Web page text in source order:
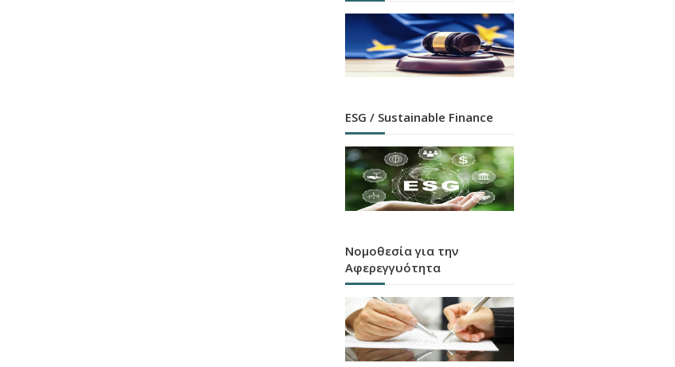
ESG / Sustainable Finance
Νομοθεσία για την
Αφερεγγυότητα